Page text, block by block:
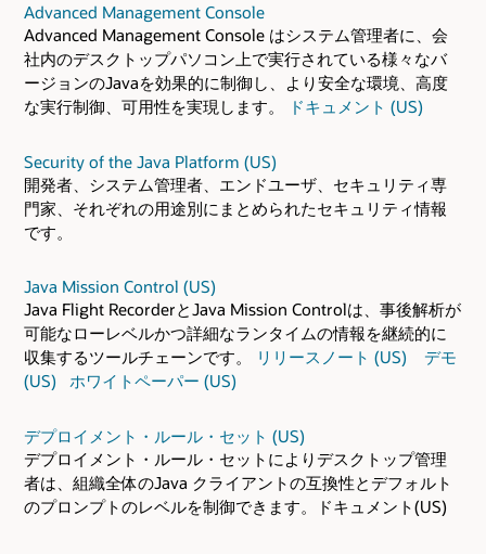
Advanced Management Console
Advanced Management Console はシステム管理者に、会
社内のデスクトップパソコン上で実行されている様々なバ
ージョンのJavaを効果的に制御し、より安全な環境、高度
な実行制御、可用性を実現します。
ドキュメント (US)
Security of the Java Platform (US)
開発者、システム管理者、エンドユーザ、セキュリティ専
門家、それぞれの用途別にまとめられたセキュリティ情報
です。
Java Mission Control (US)
Java Flight RecorderとJava Mission Controlは、事後解析が
可能なローレベルかつ詳細なランタイムの情報を継続的に
収集するツールチェーンです。
リリースノート (US)
デモ
(US)
ホワイトペーパー (US)
デプロイメント・ルール・セット (US)
デプロイメント・ルール・セットによりデスクトップ管理
者は、組織全体のJava クライアントの互換性とデフォルト
のプロンプトのレベルを制御できます。ドキュメント(US)